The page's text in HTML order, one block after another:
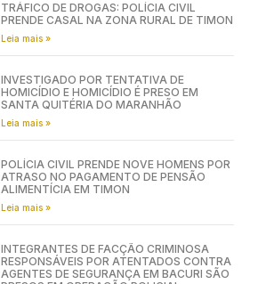
TRÁFICO DE DROGAS: POLÍCIA CIVIL
PRENDE CASAL NA ZONA RURAL DE TIMON
Leia mais »
INVESTIGADO POR TENTATIVA DE
HOMICÍDIO E HOMICÍDIO É PRESO EM
SANTA QUITÉRIA DO MARANHÃO
Leia mais »
POLÍCIA CIVIL PRENDE NOVE HOMENS POR
ATRASO NO PAGAMENTO DE PENSÃO
ALIMENTÍCIA EM TIMON
Leia mais »
INTEGRANTES DE FACÇÃO CRIMINOSA
RESPONSÁVEIS POR ATENTADOS CONTRA
AGENTES DE SEGURANÇA EM BACURI SÃO